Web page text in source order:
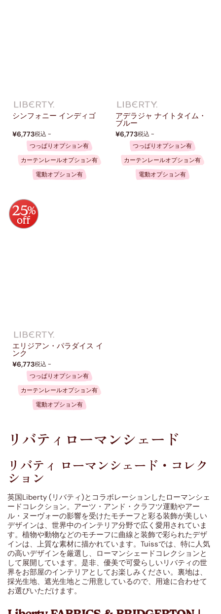
シンフォニー インディゴ
¥6,773税込 ~
つっぱりオプション有
カーテンレールオプション有
電動オプション有
アデラジャ ナイトタイム・
ブルー
¥6,773税込 ~
つっぱりオプション有
カーテンレールオプション有
電動オプション有
エリジアン・パラダイス イ
ンク
¥6,773税込 ~
つっぱりオプション有
カーテンレールオプション有
電動オプション有
リバティローマンシェード
リバティ ローマンシェード・コレク
ション
英国Liberty (リバティ)とコラボレーションしたローマンシェ
ードコレクション。アーツ・アンド・クラフツ運動やアー
ル・ヌーヴォーの影響を受けたモチーフと彩る装飾が美しい
デザインは、世界中のインテリア分野で広く愛用されていま
す。植物や動物などのモチーフに曲線と装飾で彩られたデザ
インは、上質な素材に描かれています。Tuissでは、特に人気
の高いデザインを厳選し、ローマンシェードコレクションと
して展開しています。是非、優美で可愛らしいリバティの世
界をお部屋のインテリアとしてお楽しみください。裏地は、
採光生地、遮光生地とご用意しているので、用途に合わせて
お選びいただけます。